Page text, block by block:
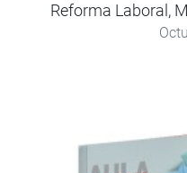
Reforma Laboral,